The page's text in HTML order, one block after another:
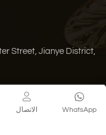
سياسة الخصوصية
WhatsApp الاتصال